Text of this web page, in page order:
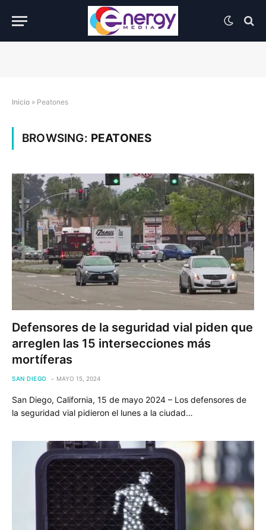
Inicio » Peatones
BROWSING: PEATONES
Defensores de la seguridad vial piden que
arreglen las 15 intersecciones más
mortíferas
SAN DIEGO MAYO 15, 2024
San Diego, California, 15 de mayo 2024 – Los defensores de
la seguridad vial pidieron el lunes a la ciudad…